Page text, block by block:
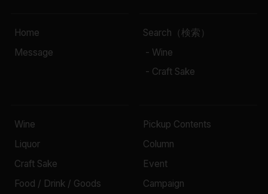
Home
Message
Search（検索）
- Wine
- Craft Sake
Wine
Liquor
Craft Sake
Food / Drink / Goods
Pickup Contents
Column
Event
Campaign